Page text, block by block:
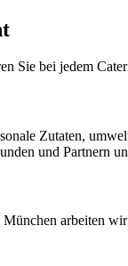
bei jedem
Zutaten,
und Partnern
arbeiten